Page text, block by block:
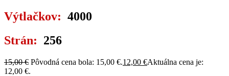
Výtlačkov: 4000
Strán: 256
15,00€ Pôvodná cena bola: 15,00 €.12,00 €Aktuálna cena je:
12,00 €.